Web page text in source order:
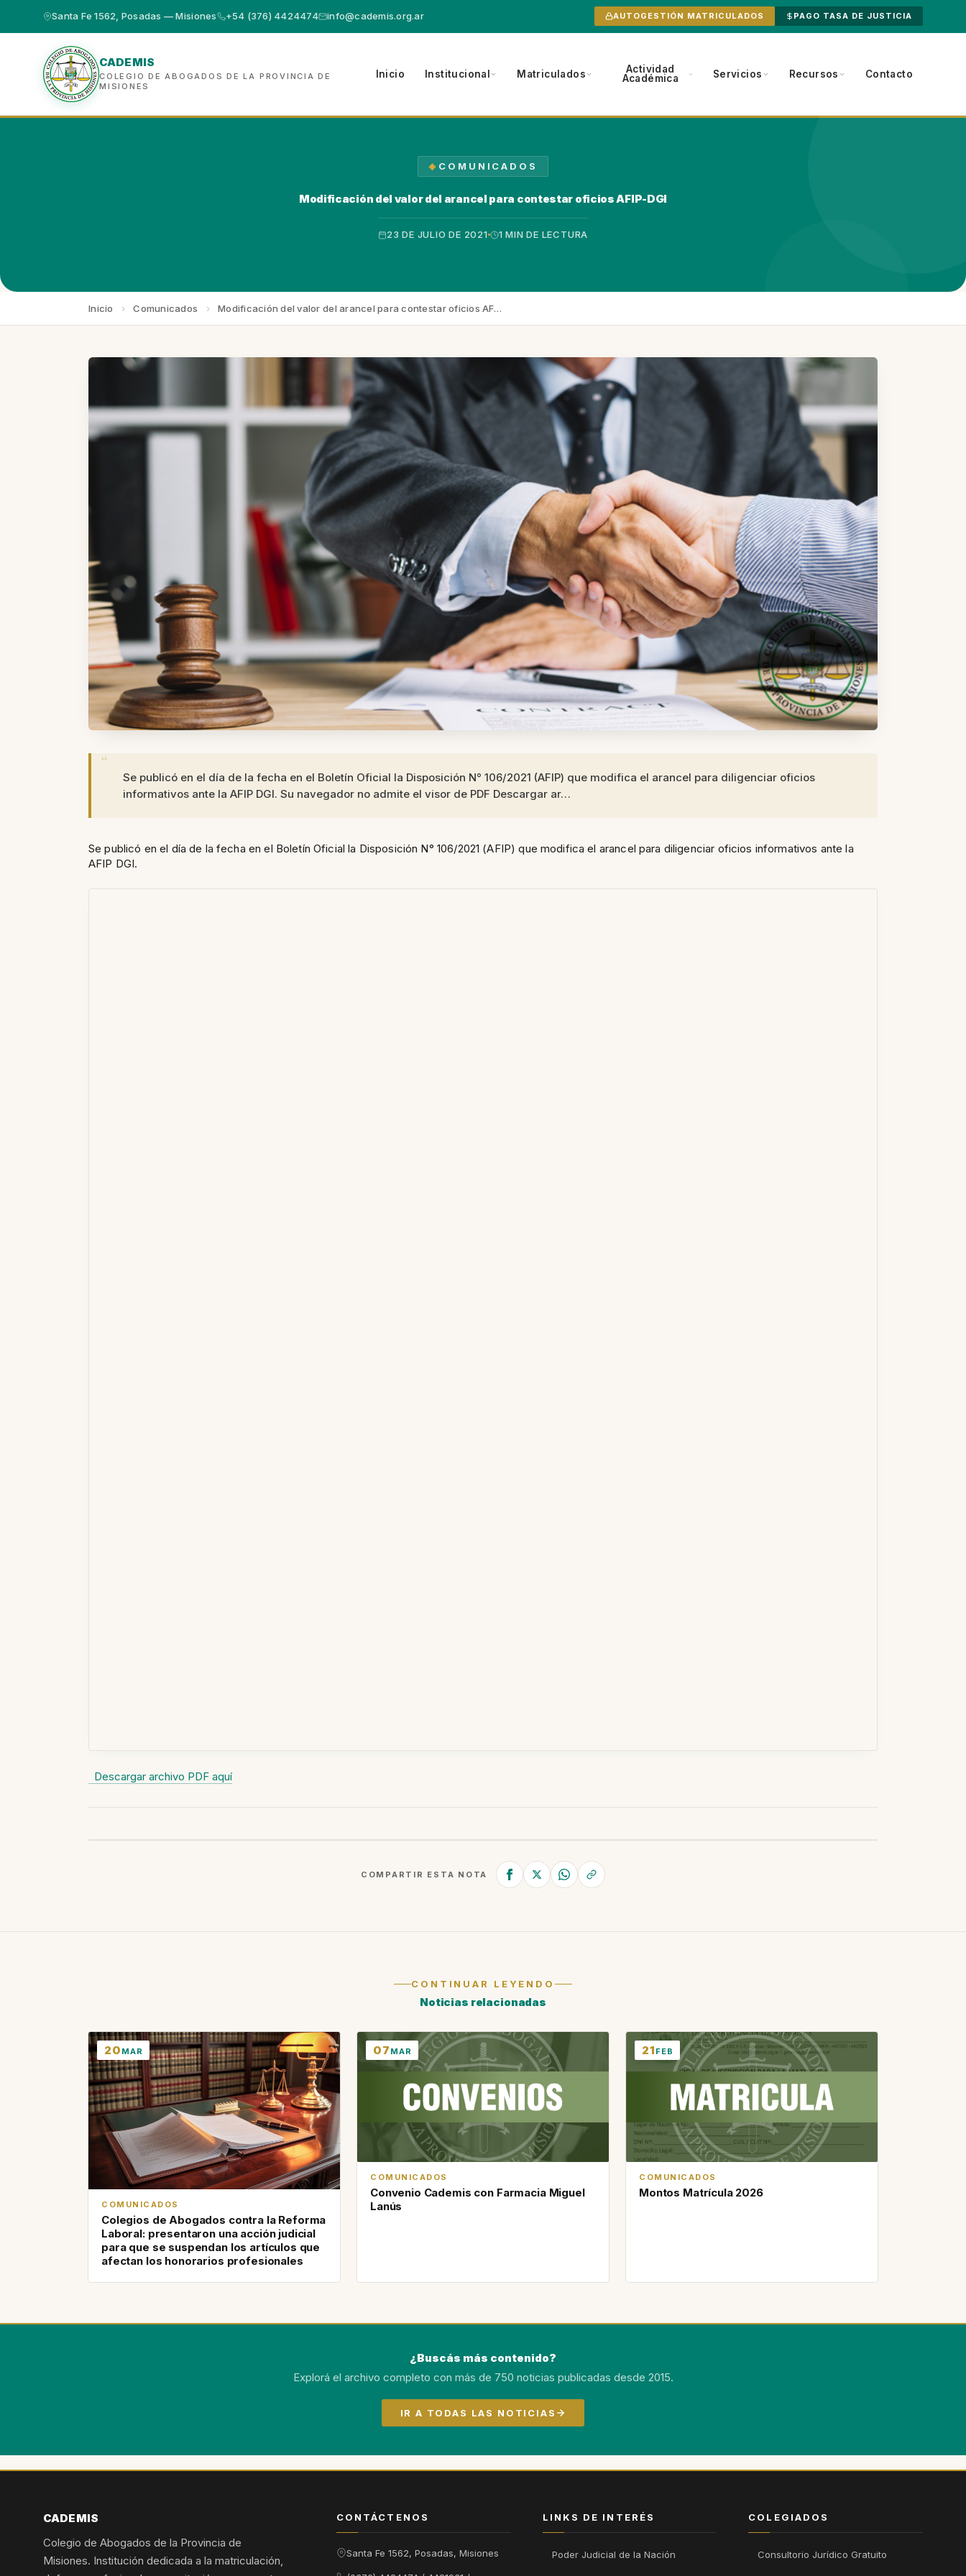
Santa Fe 1562, Posadas — Misiones +54 (376) 4424474 info@cademis.org.ar AUTOGESTIÓN MATRICULADOS PAGO TASA DE JUSTICIA
CADEMIS
COLEGIO DE ABOGADOS DE LA PROVINCIA DE
MISIONES
Inicio Institucional Matriculados
Actividad
Académica
Servicios Recursos Contacto
COMUNICADOS
Modificación del valor del arancel para contestar oficios AFIP-DGI
23 DE JULIO DE 2021 1 MIN DE LECTURA
Inicio › Comunicados › Modificación del valor del arancel para contestar oficios AF…
Se publicó en el día de la fecha en el Boletín Oficial la Disposición N° 106/2021 (AFIP) que modifica el arancel para diligenciar oficios
informativos ante la AFIP DGI. Su navegador no admite el visor de PDF Descargar ar…
Se publicó en el día de la fecha en el Boletín Oficial la Disposición N° 106/2021 (AFIP) que modifica el arancel para diligenciar oficios informativos ante la
AFIP DGI.
Descargar archivo PDF aquí
COMPARTIR ESTA NOTA
CONTINUAR LEYENDO
Noticias relacionadas
20 MAR
COMUNICADOS
Colegios de Abogados contra la Reforma
Laboral: presentaron una acción judicial
para que se suspendan los artículos que
afectan los honorarios profesionales
07 MAR
COMUNICADOS
Convenio Cademis con Farmacia Miguel
Lanús
21 FEB
COMUNICADOS
Montos Matrícula 2026
¿Buscás más contenido?
Explorá el archivo completo con más de 750 noticias publicadas desde 2015.
IR A TODAS LAS NOTICIAS
CADEMIS
Colegio de Abogados de la Provincia de
Misiones. Institución dedicada a la matriculación,
CONTÁCTENOS
Santa Fe 1562, Posadas, Misiones
LINKS DE INTERÉS
Poder Judicial de la Nación
COLEGIADOS
Consultorio Jurídico Gratuito